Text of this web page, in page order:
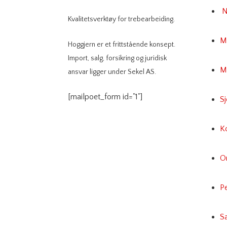
Kvalitetsverktøy for trebearbeiding.
Hoggjern er et frittstående konsept.
Import, salg, forsikring og juridisk
ansvar ligger under Sekel AS.
[mailpoet_form id="1"]